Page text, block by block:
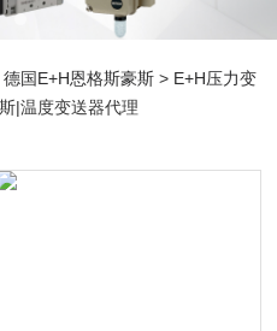
德国E+H恩格斯豪斯 > E+H压力变
|温度变送器代理